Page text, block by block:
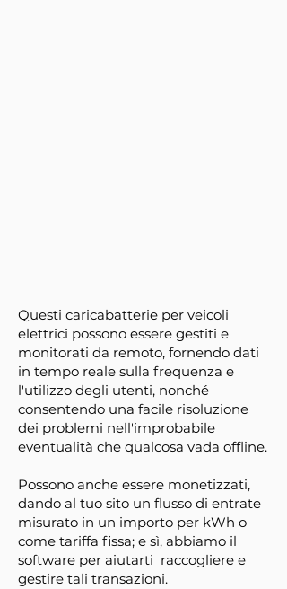
Questi caricabatterie per veicoli
elettrici possono essere gestiti e
monitorati da remoto, fornendo dati
in tempo reale sulla frequenza e
l'utilizzo degli utenti, nonché
consentendo una facile risoluzione
dei problemi nell'improbabile
eventualità che qualcosa vada offline.
Possono anche essere monetizzati,
dando al tuo sito un flusso di entrate
misurato in un importo per kWh o
come tariffa fissa; e sì, abbiamo il
software per aiutarti raccogliere e
gestire tali transazioni.